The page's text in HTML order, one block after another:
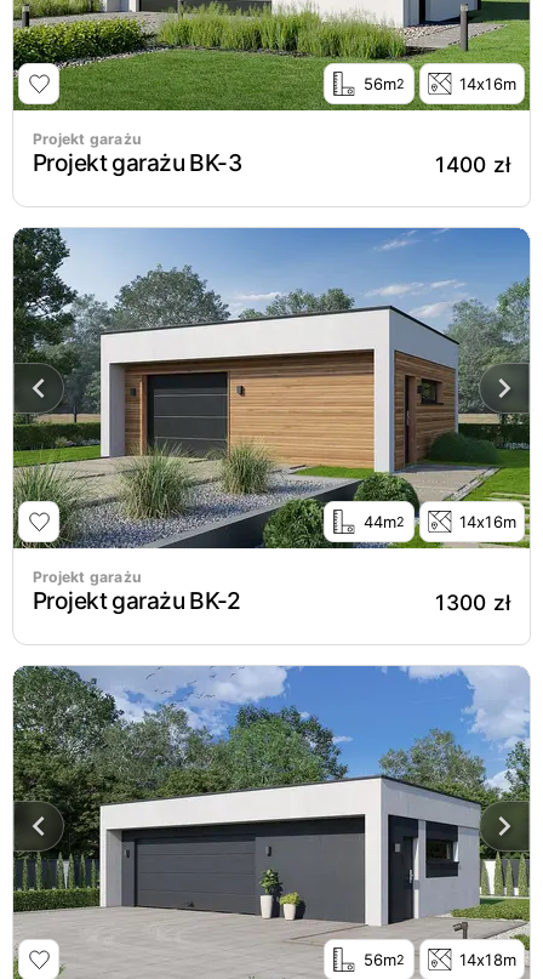
56m2 14x16m
Projekt garażu
Projekt garażu BK-3 1400 zł
44m2 14x16m
Projekt garażu
Projekt garażu BK-2 1300 zł
56m2 14x18m